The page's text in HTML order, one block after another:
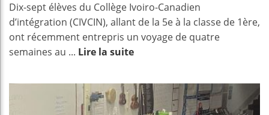
Dix-sept élèves du Collège Ivoiro-Canadien
d’intégration (CIVCIN), allant de la 5e à la classe de 1ère,
ont récemment entrepris un voyage de quatre
semaines au ... Lire la suite